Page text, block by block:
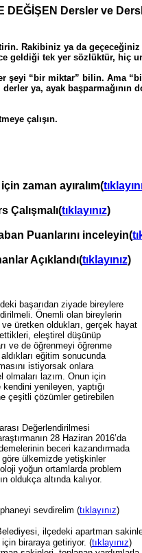
DEĞİŞEN Dersler ve
Rakibiniz ya da
geldiği tek yer sözlüktür, hiç
şeyi “bir miktar” bilin. Ama
ya, ayak başparmağının
çalışın.
zaman ayıralım(
Çalışmalı(tıklayınız)
Puanlarını inceleyin(
Açıklandı(tıklayınız)
başarıdan ziyade bireylere
Önemli olan bireylerin
üretken oldukları, gerçek hayat
eleştirel düşünüp
ve de öğrenmeyi öğrenme
eğitim sonucunda
istiyorsak onlara
olmaları lazım. Onun için
yenileyen, yaptığı
çeşitli çözümler getirebilen
Değerlendirilmesi
28 Haziran 2016’da
beceri kazandırmada
göre ülkemizde yetişkinler
yoğun ortamlarda problem
oldukça altında kalıyor.
sevdirelim (tıklayınız)
ilçedeki apartman
biraraya getiriyor. (tıklayınız)